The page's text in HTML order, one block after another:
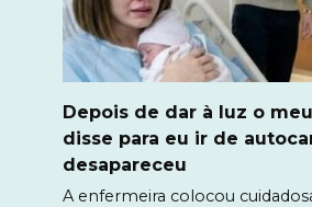
Depois de dar à luz o
disse para eu ir de
desapareceu
A enfermeira colocou